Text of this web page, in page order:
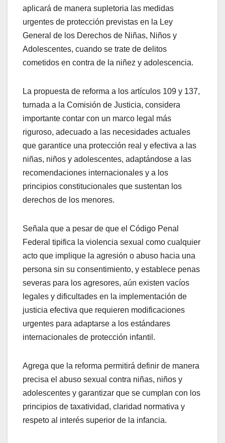
aplicará de manera supletoria las medidas
urgentes de protección previstas en la Ley
General de los Derechos de Niñas, Niños y
Adolescentes, cuando se trate de delitos
cometidos en contra de la niñez y adolescencia.
La propuesta de reforma a los artículos 109 y 137,
turnada a la Comisión de Justicia, considera
importante contar con un marco legal más
riguroso, adecuado a las necesidades actuales
que garantice una protección real y efectiva a las
niñas, niños y adolescentes, adaptándose a las
recomendaciones internacionales y a los
principios constitucionales que sustentan los
derechos de los menores.
Señala que a pesar de que el Código Penal
Federal tipifica la violencia sexual como cualquier
acto que implique la agresión o abuso hacia una
persona sin su consentimiento, y establece penas
severas para los agresores, aún existen vacíos
legales y dificultades en la implementación de
justicia efectiva que requieren modificaciones
urgentes para adaptarse a los estándares
internacionales de protección infantil.
Agrega que la reforma permitirá definir de manera
precisa el abuso sexual contra niñas, niños y
adolescentes y garantizar que se cumplan con los
principios de taxatividad, claridad normativa y
respeto al interés superior de la infancia.